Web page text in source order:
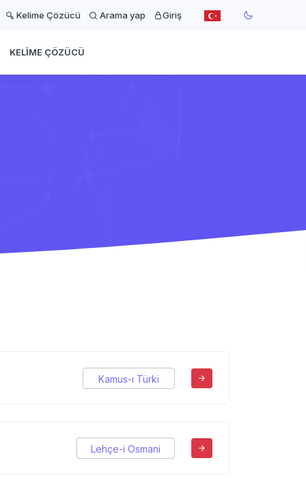
Kelime Çözücü Arama yap Giriş
KELIME ÇÖZÜCÜ
Kamus-ı Türki
Lehçe-i Osmani